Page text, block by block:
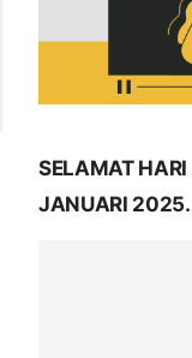
SELAMAT
JANUARI 2025.